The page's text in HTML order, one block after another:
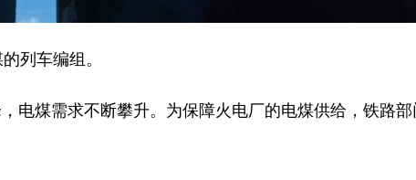
列车编组。
煤需求不断攀升。为保障火电厂的电煤供给，铁路